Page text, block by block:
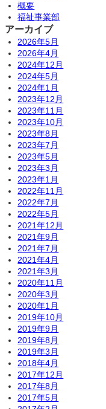
概要
福祉事業部
アーカイブ
2026年5月
2026年4月
2024年12月
2024年5月
2024年1月
2023年12月
2023年11月
2023年10月
2023年8月
2023年7月
2023年5月
2023年3月
2023年1月
2022年11月
2022年7月
2022年5月
2021年12月
2021年9月
2021年7月
2021年4月
2021年3月
2020年11月
2020年3月
2020年1月
2019年10月
2019年9月
2019年8月
2019年3月
2018年4月
2017年12月
2017年8月
2017年5月